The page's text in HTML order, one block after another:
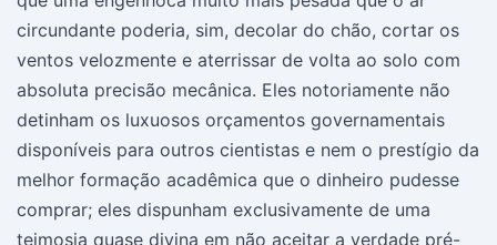
circundante poderia, sim, decolar do chão, cortar os
ventos velozmente e aterrissar de volta ao solo com
absoluta precisão mecânica. Eles notoriamente não
detinham os luxuosos orçamentos governamentais
disponíveis para outros cientistas e nem o prestígio da
melhor formação acadêmica que o dinheiro pudesse
comprar; eles dispunham exclusivamente de uma
teimosia quase divina em não aceitar a verdade pré-